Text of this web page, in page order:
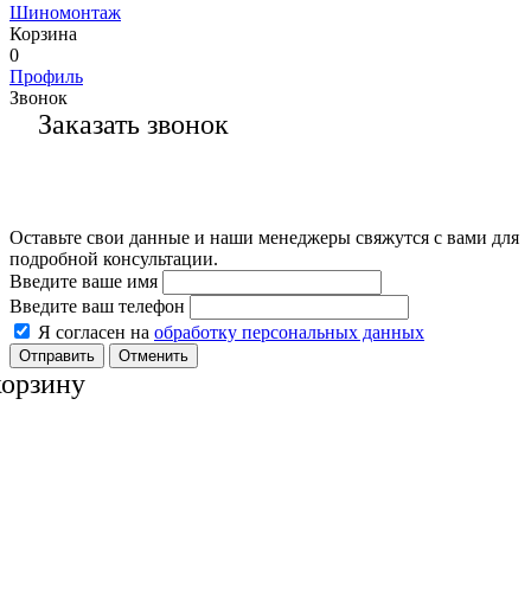
Шиномонтаж
Корзина
0
Профиль
Звонок
Заказать звонок
Оставьте свои данные и наши менеджеры свяжутся с вами для
подробной консультации.
Введите ваше имя
Введите ваш телефон
Я согласен на обработку персональных данных
Отменить